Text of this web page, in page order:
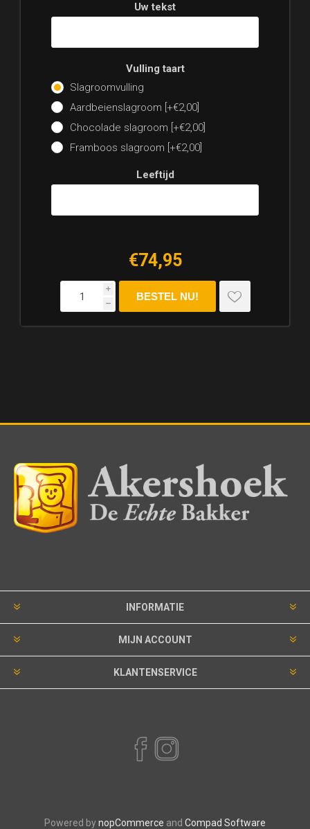
Uw tekst
Vulling taart
Slagroomvulling
Aardbeienslagroom [+€2,00]
Chocolade slagroom [+€2,00]
Framboos slagroom [+€2,00]
Leeftijd
€74,95
i
h
INFORMATIE
MIJN ACCOUNT
KLANTENSERVICE
Powered bynopCommerce and Compad Software